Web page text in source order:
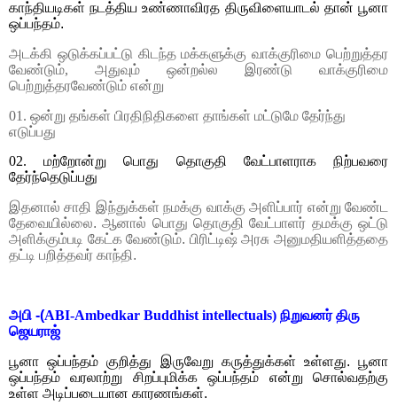
காந்தியடிகள் நடத்திய உண்ணாவிரத திருவிளையாடல் தான் பூனா
ஒப்பந்தம்.
அடக்கி ஒடுக்கப்பட்டு கிடந்த மக்களுக்கு வாக்குரிமை பெற்றுத்தர
வேண்டும், அதுவும் ஒன்றல்ல இரண்டு வாக்குரிமை
பெற்றுத்தரவேண்டும் என்று
01. ஒன்று தங்கள் பிரதிநிதிகளை தாங்கள் மட்டுமே தேர்ந்து
எடுப்பது
02.மற்றோன்று பொது தொகுதி வேட்பாளராக நிற்பவரை
தேர்ந்தெடுப்பது
இதனால் சாதி இந்துக்கள் நமக்கு வாக்கு அளிப்பார் என்று வேண்ட
தேவையில்லை. ஆனால் பொது தொகுதி வேட்பாளர் தமக்கு ஒட்டு
அளிக்கும்படி கேட்க வேண்டும். பிரிட்டிஷ் அரசு அனுமதியளித்ததை
தட்டி பறித்தவர் காந்தி.
அபி -(ABI-Ambedkar Buddhist intellectuals) நிறுவனர் திரு
ஜெயராஜ்
பூனா ஒப்பந்தம் குறித்து இருவேறு கருத்துக்கள் உள்ளது. பூனா
ஒப்பந்தம் வரலாற்று சிறப்புமிக்க ஒப்பந்தம் என்று சொல்வதற்கு
உள்ள அடிப்படையான காரணங்கள்.